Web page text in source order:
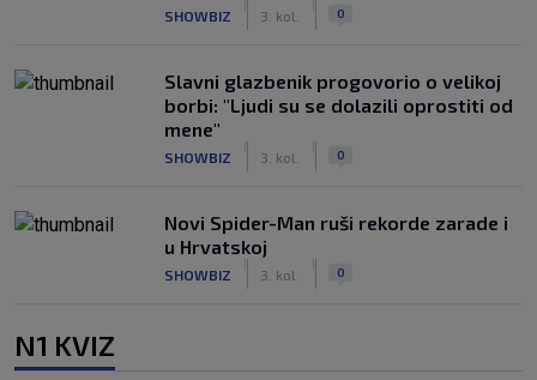
SHOWBIZ 3. kol. 0
Slavni glazbenik progovorio o velikoj
borbi: "Ljudi su se dolazili oprostiti od
mene"
SHOWBIZ 3. kol. 0
Novi Spider-Man ruši rekorde zarade i
u Hrvatskoj
SHOWBIZ 3. kol. 0
N1 KVIZ